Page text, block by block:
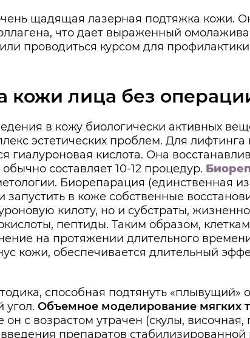
щадящая лазерная подтяжка кожи.
что дает выраженный
проводиться курсом для
кожи лица без
в кожу биологически активных
эстетических проблем. Для лифтинга
гиалуроновая кислота. Она
составляет 10-12 процедур.
Биорепарация (единственная
запустить в коже собственные
килоту, но и субстраты,
пептиды. Таким образом,
на протяжении длительного
кожи, обеспечивается длительный
способная подтянуть «плывущий»
угол. Объемное моделирование мягких
он с возрастом утрачен (скулы,
препаратов стабилизированной